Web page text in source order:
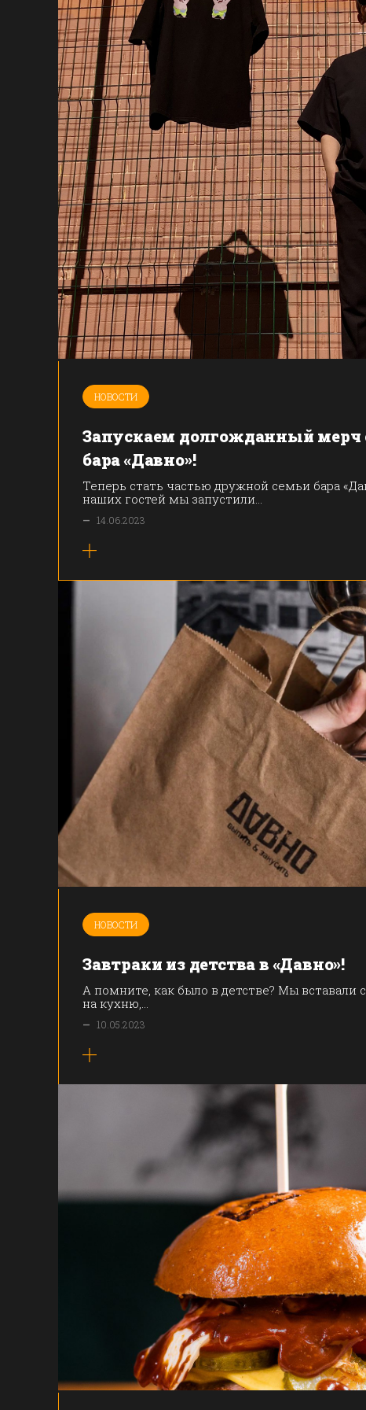
НОВОСТИ
Запускаем долгожданный
бара «Давно»!
Теперь стать частью дружной семьи бара
наших гостей мы запустили...
— 14.06.2023
НОВОСТИ
Завтраки из детства в «Давно»!
А помните, как было в детстве? Мы вставали
на кухню,...
— 10.05.2023